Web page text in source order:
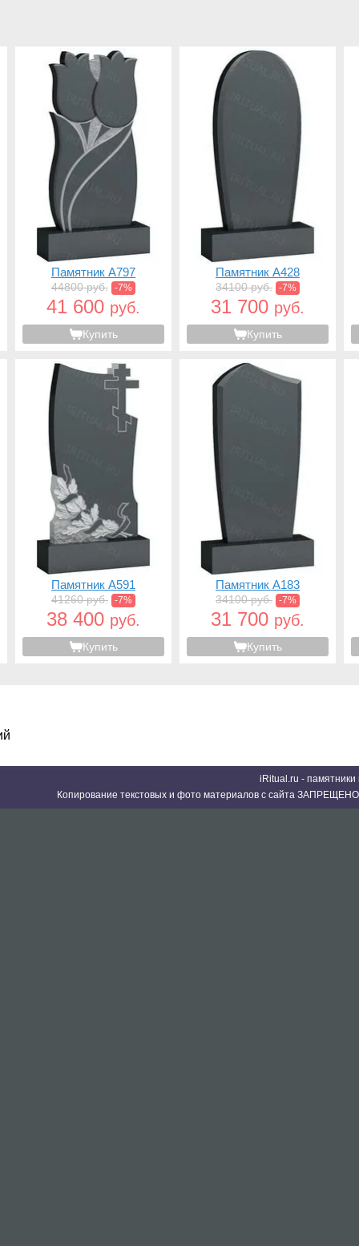
Памятник A797
44800 руб. -7%
41 600 руб.
Купить
Памятник A428
34100 руб. -7%
31 700 руб.
Купить
Памятник A591
41260 руб. -7%
38 400 руб.
Купить
Памятник A183
34100 руб. -7%
31 700 руб.
Купить
iRitual.ru -
Копирование текстовых и фото материалов с сайта